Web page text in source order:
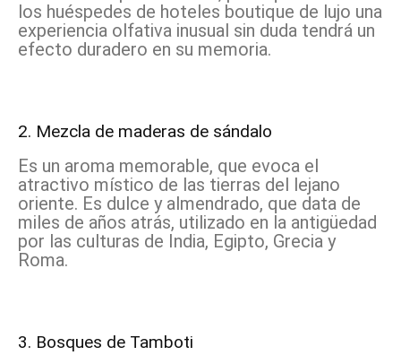
los huéspedes de hoteles boutique de lujo una
experiencia olfativa inusual sin duda tendrá un
efecto duradero en su memoria.
2. Mezcla de maderas de sándalo
Es un aroma memorable, que evoca el
atractivo místico de las tierras del lejano
oriente. Es dulce y almendrado, que data de
miles de años atrás, utilizado en la antigüedad
por las culturas de India, Egipto, Grecia y
Roma.
3. Bosques de Tamboti